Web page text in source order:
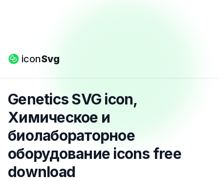
iconSvg
Genetics SVG icon,
Химическое и
биолабораторное
оборудование icons free
download